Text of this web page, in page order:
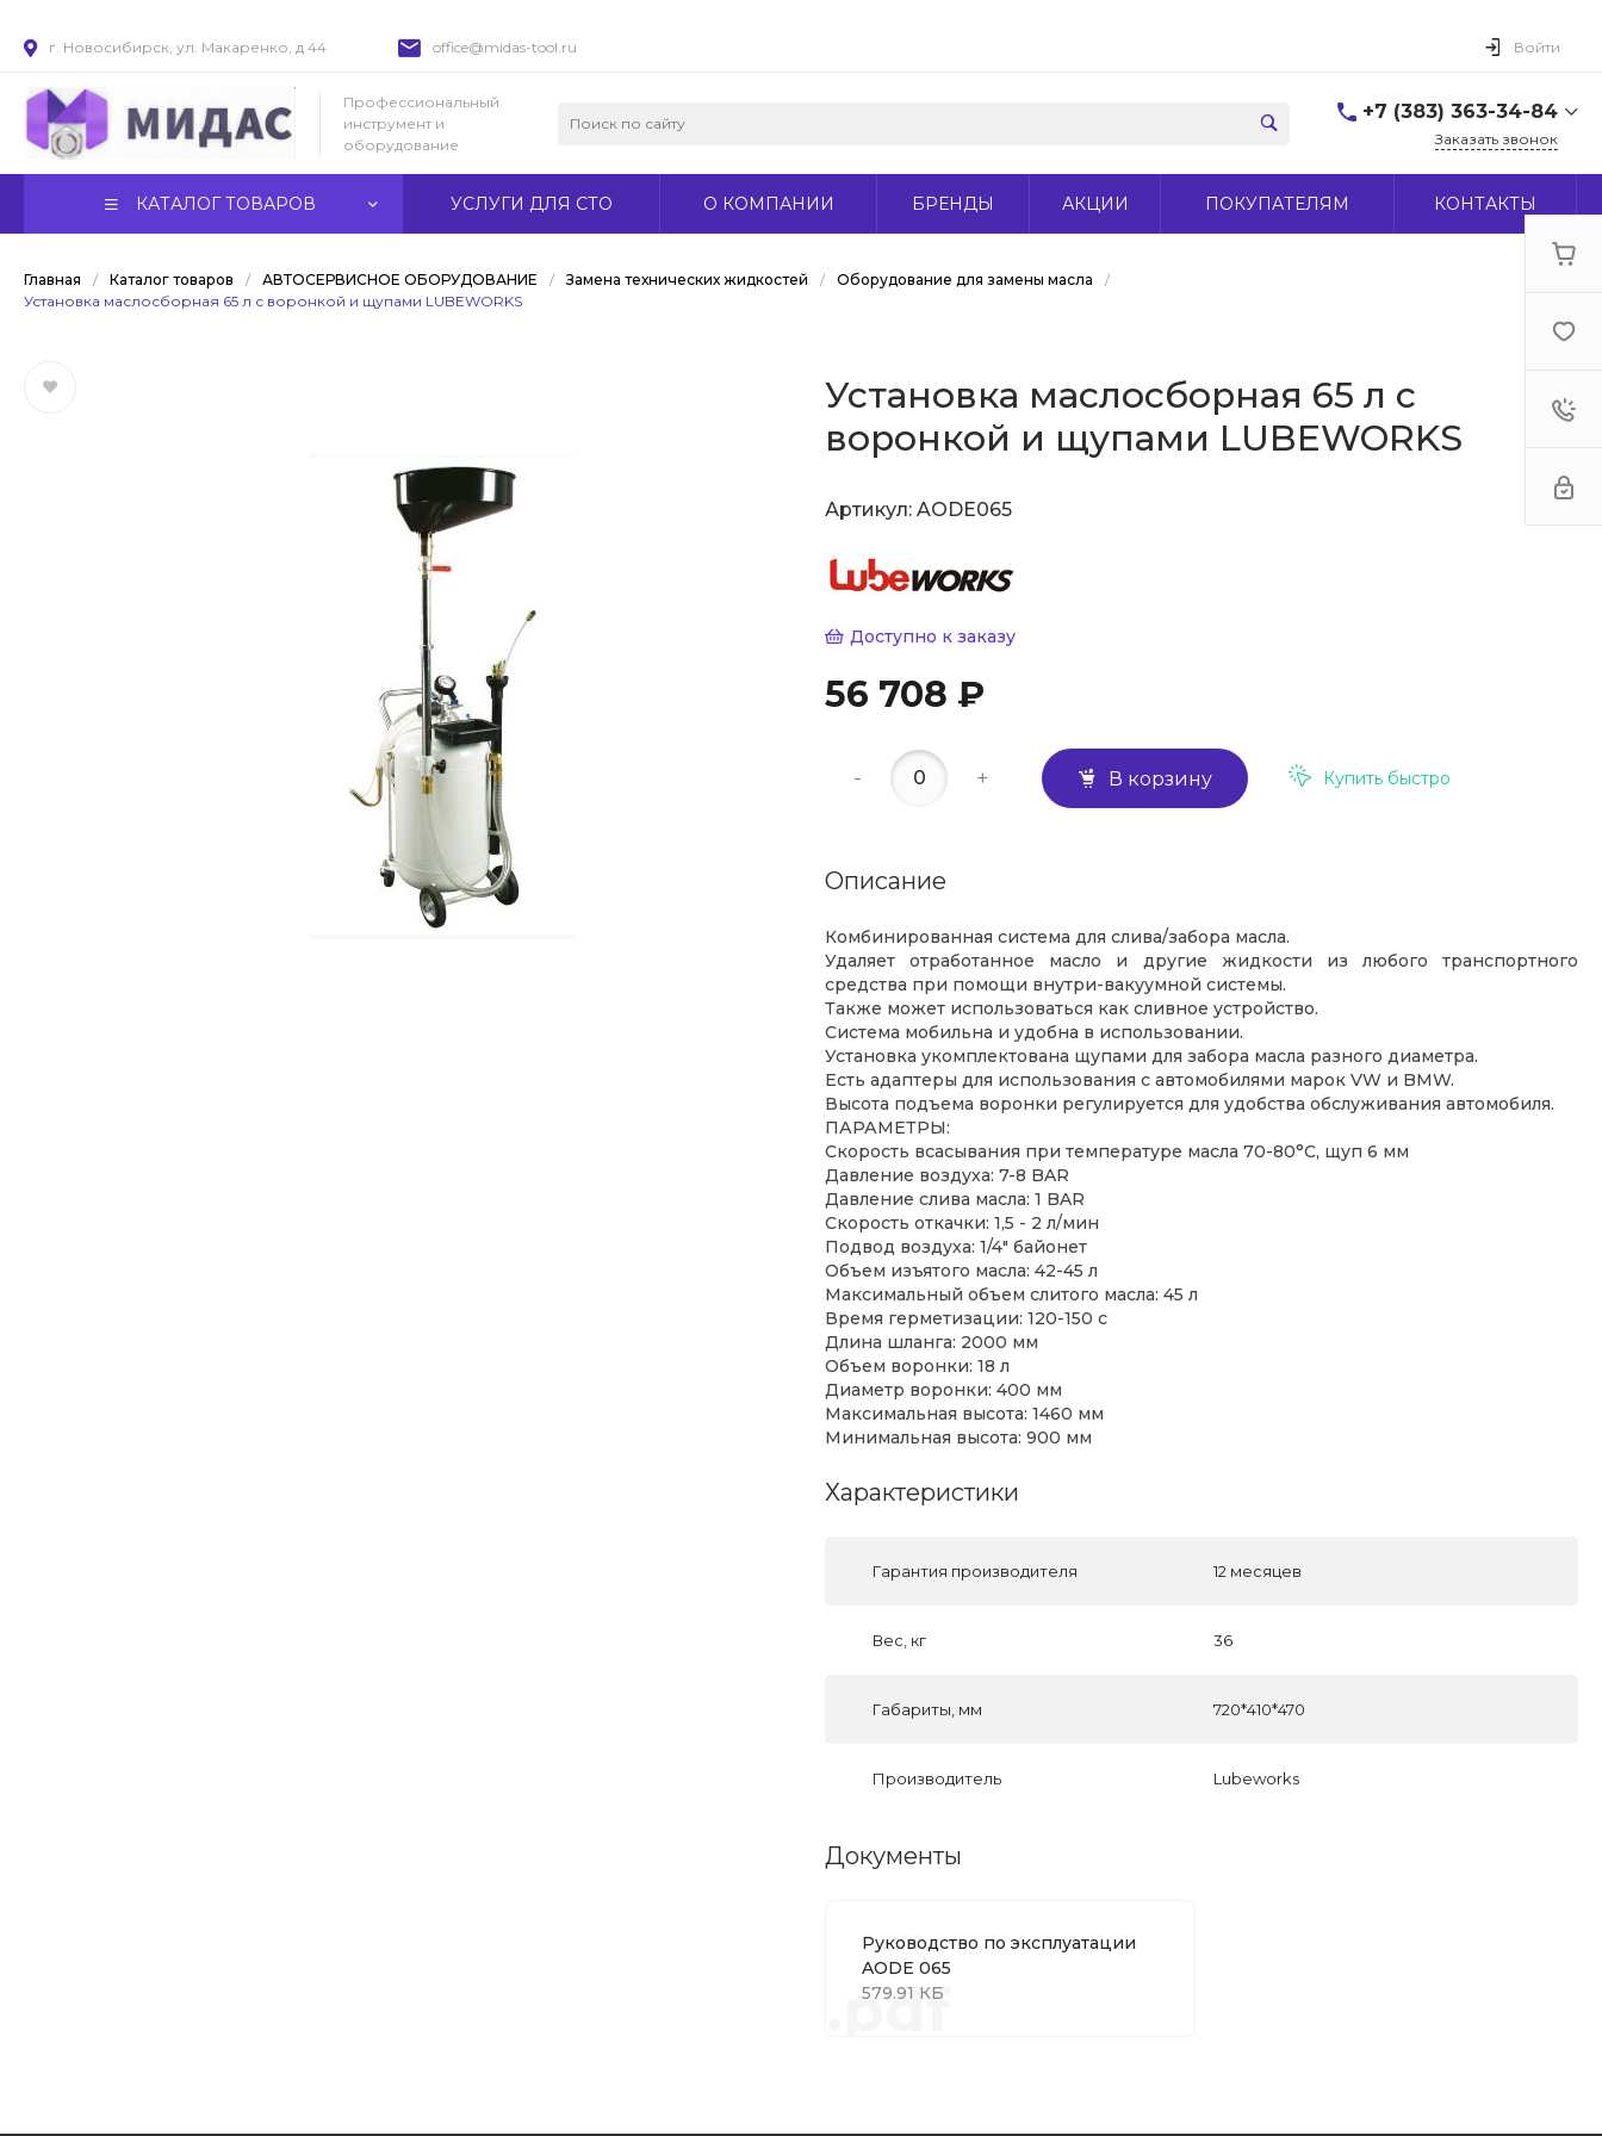
г. Новосибирск, ул. Макаренко, д 44 office@midas-tool.ru Войти
Профессиональный
инструмент и
оборудование
+7 (383) 363-34-84
г. Новосибирск, ул.
Заказать звонок
КАТАЛОГ ТОВАРОВ УСЛУГИ ДЛЯ СТО О КОМПАНИИ БРЕНДЫ АКЦИИ ПОКУПАТЕЛЯМ КОНТАКТЫ
Главная / Каталог товаров / АВТОСЕРВИСНОЕ ОБОРУДОВАНИЕ / Замена технических жидкостей / Оборудование для замены масла
/
Установка маслосборная 65 л с воронкой и щупами LUBEWORKS
Установка маслосборная 65 л с
воронкой и щупами LUBEWORKS
Артикул: AODE065
Доступно к заказу
56 708 ₽
- + В корзину Купить быстро
Описание
Комбинированная система для слива/забора масла.
Удаляет отработанное масло и другие жидкости из любого транспортного
средства при помощи внутри-вакуумной системы.
Также может использоваться как сливное устройство.
Система мобильна и удобна в использовании.
Установка укомплектована щупами для забора масла разного диаметра.
Есть адаптеры для использования с автомобилями марок VW и BMW.
Высота подъема воронки регулируется для удобства обслуживания автомобиля.
ПАРАМЕТРЫ:
Скорость всасывания при температуре масла 70-80°С, щуп 6 мм
Давление воздуха: 7-8 BAR
Давление слива масла: 1 BAR
Скорость откачки: 1,5 - 2 л/мин
Подвод воздуха: 1/4" байонет
Объем изъятого масла: 42-45 л
Максимальный объем слитого масла: 45 л
Время герметизации: 120-150 с
Длина шланга: 2000 мм
Объем воронки: 18 л
Диаметр воронки: 400 мм
Максимальная высота: 1460 мм
Минимальная высота: 900 мм
Характеристики
Гарантия производителя 12 месяцев
Вес, кг 36
Габариты, мм 720*410*470
Производитель Lubeworks
Документы
Руководство по эксплуатации
AODE 065
579.91 КБ
.pdf